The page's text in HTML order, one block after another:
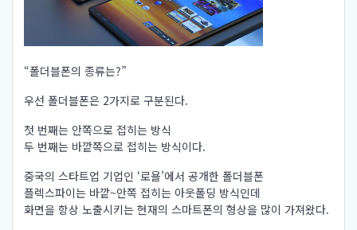
“폴더블폰의 종류는?”
우선 폴더블폰은 2가지로 구분된다.
첫 번째는 안쪽으로 접히는 방식
두 번째는 바깥쪽으로 접히는 방식이다.
중국의 스타트업 기업인 ‘로욜’에서 공개한 폴더블폰
플렉스파이는 바깥~안쪽 접히는 아웃폴딩 방식인데
화면을 항상 노출시키는 현재의 스마트폰의 형상을 많이 가져왔다.